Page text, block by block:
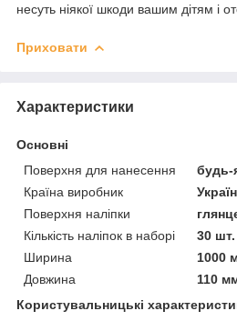
несуть ніякої шкоди вашим дітям і
Приховати
Характеристики
Основні
Поверхня для нанесення
будь-
Країна виробник
Поверхня наліпки
Кількість наліпок в наборі
30 шт.
Ширина
1000
Довжина
110
Користувальницькі